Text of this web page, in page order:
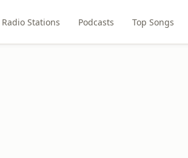
Radio Stations Podcasts Top Songs